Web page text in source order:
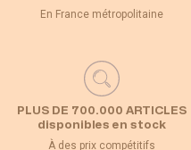
En France métropolitaine
PLUS DE 700.000 ARTICLES
disponibles en stock
À des prix compétitifs